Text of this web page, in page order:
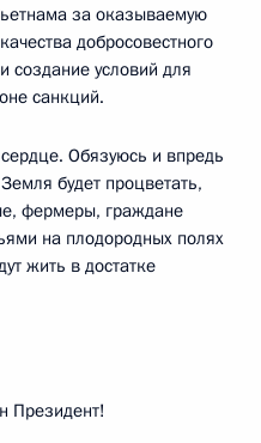
за оказываемую
добросовестного
создание условий для
санкций.
Обязуюсь и впредь
будет процветать,
фермеры, граждане
на плодородных полях
жить в достатке
Президент!